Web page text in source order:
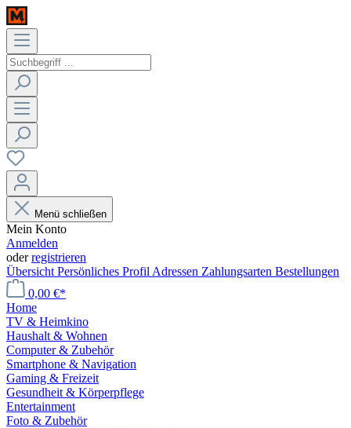
Menü schließen
Mein Konto
Anmelden
oderregistrieren
Übersicht Persönliches Profil Adressen Zahlungsarten Bestellungen
0,00 €*
Home
TV & Heimkino
Haushalt & Wohnen
Computer & Zubehör
Smartphone & Navigation
Gaming & Freizeit
Gesundheit & Körperpflege
Entertainment
Foto & Zubehör